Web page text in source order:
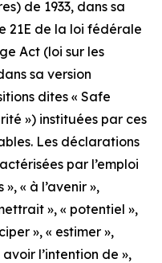
de 1933, dans sa
21E de la loi fédérale
Act (loi sur les
sa version
dites « Safe
») instituées par ces
Les déclarations
par l’emploi
« à l’avenir »,
», « potentiel »,
», « estimer »,
avoir l’intention de »,